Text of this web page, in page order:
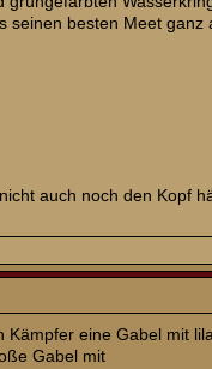
seinen besten Meet
auch noch den Kopf
eine Gabel mit
Gabel mit